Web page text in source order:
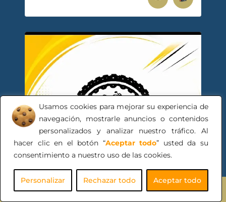
Usamos cookies para mejorar su experiencia de
navegación, mostrarle anuncios o contenidos
personalizados y analizar nuestro tráfico. Al
hacer clic en el botón “Aceptar todo” usted da su
consentimiento a nuestro uso de las cookies.
Personalizar Rechazar todo Aceptar todo